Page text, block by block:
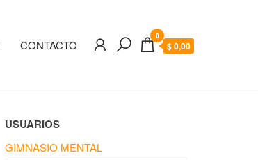
CONTACTO
0
$ 0,00
USUARIOS
GIMNASIO MENTAL